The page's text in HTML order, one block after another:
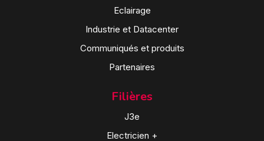
Eclairage
Industrie et Datacenter
Communiqués et produits
Partenaires
Filières
J3e
Electricien +